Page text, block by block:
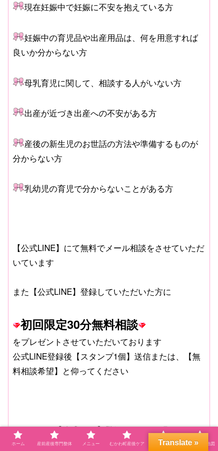
現在妊娠中で妊娠に不安を抱えている方
妊娠中の育児品や出産用品は、何を用意すれば
良いか分からない方
母乳育児に関して、相談する人がいない方
出産が近づき出産への不安がある方
産後の新生児のお世話の方法や準備するものが
分からない方
乳幼児の育児で分からないことがある方
【公式LINE】にて無料でメール相談をさせていただ
いています
また【公式LINE】登録していただいた方に
初回限定30分無料相談
をプレゼントさせていただいております
公式LINE登録後【スタンプ1個】送信または、【無
料相談希望】と仰ってください
こちらから【公式LINE】登録よろしくお願いします
ホーム 産前産後専門整体 メニュー むかわ町産後ケア プロフィール 自宅サロン地図
Translate »